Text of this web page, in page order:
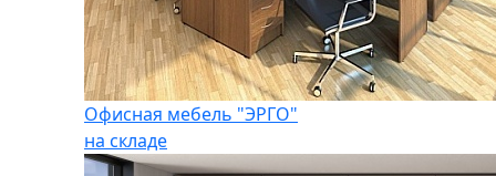
Офисная мебель "ЭРГО"
на складе